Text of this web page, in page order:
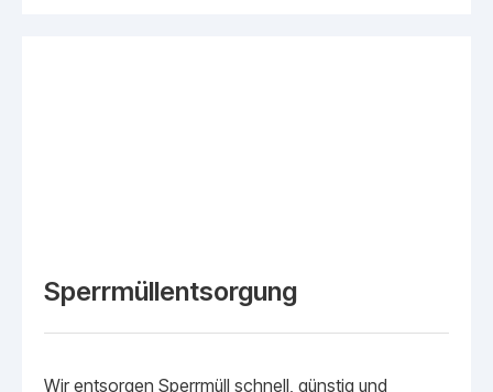
Sperrmüllentsorgung
Wir entsorgen Sperrmüll schnell, günstig und